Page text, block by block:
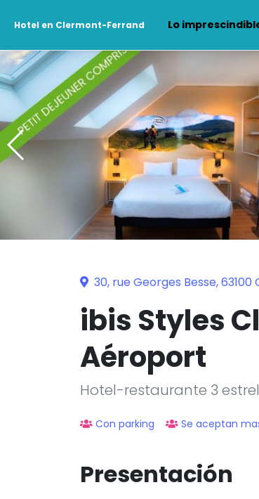
Hotel en Clermont-Ferrand Lo
30, rue Georges Besse,
ibis Styles
Aéroport
Hotel-restaurante 3
Con parking Se aceptan
Presentación